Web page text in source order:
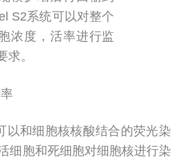
S2系统可以对整个
浓度，活率进行监
求。
以和细胞核核酸结合的荧光染
胞和死细胞对细胞核进行染